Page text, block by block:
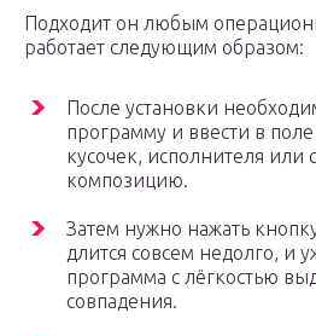
Подходит он любым
работает следующим образом:
После установки
программу и ввести в
кусочек, исполнителя или
композицию.
Затем нужно нажать
длится совсем недолго, и
программа с лёгкостью
совпадения.